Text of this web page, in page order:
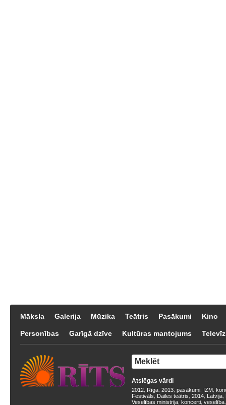
Māksla Galerija Mūzika Teātris Pasākumi Kino
Personības Garīgā dzīve Kultūras mantojums
Atslēgas vārdi
2012 Rīga 2013 pasākumi IZM
Festivāls
Dailes teātris 2014 Latvija
Veselības ministrija koncerti veselība